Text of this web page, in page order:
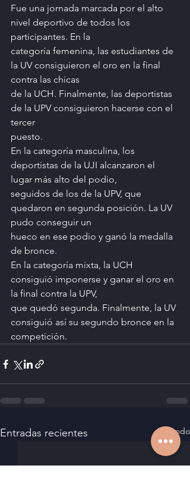
Fue una jornada marcada por el alto
nivel deportivo de todos los
participantes. En la
categoría femenina, las estudiantes de
la UV consiguieron el oro en la final
contra las chicas
de la UCH. Finalmente, las deportistas
de la UPV consiguieron hacerse con el
tercer
puesto.
En la categoría masculina, los
deportistas de la UJI alcanzaron el
lugar más alto del podio,
seguidos de los de la UPV, que
quedaron en segunda posición. La UV
pudo conseguir un
hueco en ese podio y ganó la medalla
de bronce.
En la categoría mixta, la UCH
consiguió imponerse y ganar el oro en
la final contra la UPV,
que quedó segunda. Finalmente, la UV
consiguió así su segundo bronce en la
competición.
Entradas recientes Ver todo